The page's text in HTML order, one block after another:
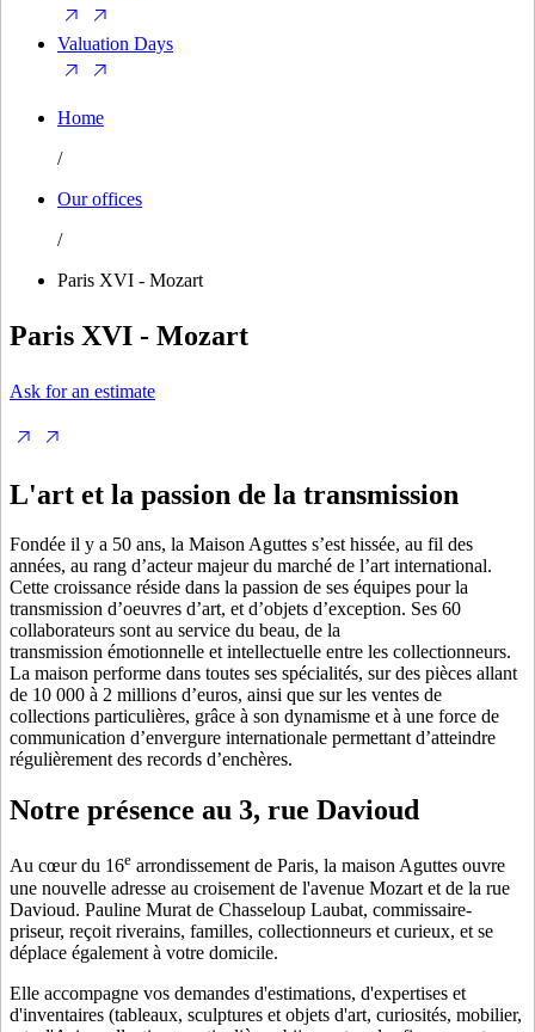
Valuation Days
Home
/
Our offices
/
Paris XVI - Mozart
Paris XVI - Mozart
Ask for an estimate
L'art et la passion de la transmission
Fondée il y a 50 ans, la Maison Aguttes s’est hissée, au fil des
années, au rang d’acteur majeur du marché de l’art international.
Cette croissance réside dans la passion de ses équipes pour la
transmission d’oeuvres d’art, et d’objets d’exception. Ses 60
collaborateurs sont au service du beau, de la
transmission émotionnelle et intellectuelle entre les collectionneurs.
La maison performe dans toutes ses spécialités, sur des pièces allant
de 10 000 à 2 millions d’euros, ainsi que sur les ventes de
collections particulières, grâce à son dynamisme et à une force de
communication d’envergure internationale permettant d’atteindre
régulièrement des records d’enchères.
Notre présence au 3, rue Davioud
Au cœur du 16e arrondissement de Paris, la maison Aguttes ouvre
une nouvelle adresse au croisement de l'avenue Mozart et de la rue
Davioud. Pauline Murat de Chasseloup Laubat, commissaire-
priseur, reçoit riverains, familles, collectionneurs et curieux, et se
déplace également à votre domicile.
Elle accompagne vos demandes d'estimations, d'expertises et
d'inventaires (tableaux, sculptures et objets d'art, curiosités, mobilier,